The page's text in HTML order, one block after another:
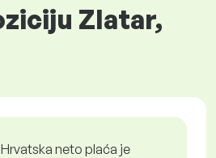
Zlatar,
neto plaća je